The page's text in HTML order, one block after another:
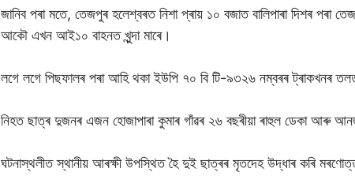
জানিব পৰা মতে, তেজপুৰ হলেশ্বৰত নিশা প্ৰায় ১০ বজাত বালিপাৰা দিশৰ পৰা
আকৌ এখন আই১০ বাহনত খুন্দা মাৰে।
লগে লগে পিছফালৰ পৰা আহি থকা ইউপি ৭০ বি টি-৯৩২৬ নম্বৰৰ ট্ৰাকখনৰ
নিহত ছাত্ৰ দুজনৰ এজন হোজাপাৰা কুমাৰ গাঁৱৰ ২৬ বছৰীয়া ৰাহুল ডেকা আৰু
ঘটনাস্থলীত স্থানীয় আৰক্ষী উপস্থিত হৈ দুই ছাত্ৰৰ মৃতদেহ উদ্ধাৰ কৰি